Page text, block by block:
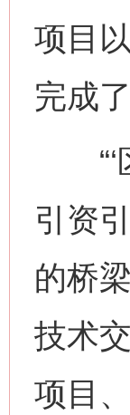
项目
完成
“‘
引资
的桥
技术
项目